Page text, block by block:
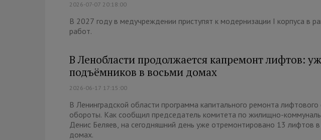
2026-07-07 20:18:00
В 2027 году в медучреждении приступят к модернизации I корпуса в
работ.
В Ленобласти продолжается капремонт лифтов:
подъёмников в восьми домах
2026-06-17 17:15:00
В Ленинградской области программа капитального ремонта
обороты. Как сообщил председатель комитета по жилищно-
Денис Беляев, на сегодняшний день уже отремонтировано 13 лифтов
домах.